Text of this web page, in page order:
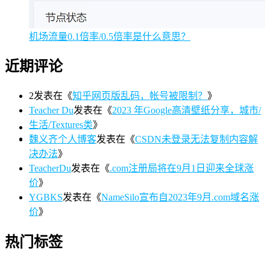
机场流量0.1倍率/0.5倍率是什么意思？
近期评论
2发表在《知乎网页版乱码，帐号被限制？ 》
Teacher Du发表在《2023 年Google高清壁纸分享，城市/
生活/Textures类》
魏义齐个人博客发表在《CSDN未登录无法复制内容解
决办法》
TeacherDu发表在《.com注册局将在9月1日迎来全球涨
价》
YGBKS发表在《NameSilo宣布自2023年9月.com域名涨
价》
热门标签